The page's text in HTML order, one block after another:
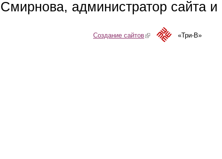
Смирнова, администратор сайта
Создание сайтов(link is external)«Три-В»